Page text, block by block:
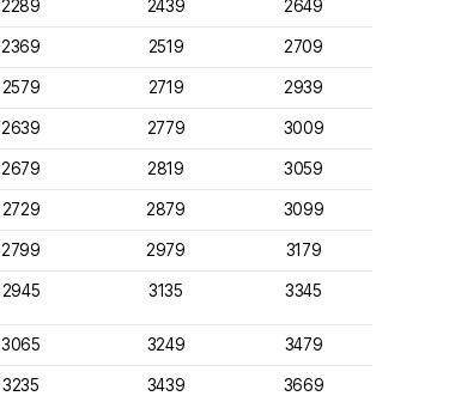
2289 2439 2649
2369 2519 2709
2579 2719 2939
2639 2779 3009
2679 2819 3059
2729 2879 3099
2799 2979
3179
2945 3135 3345
3065 3249 3479
3235 3439 3669